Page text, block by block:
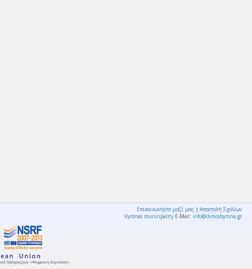
Επικοινωνήστε μαζί μας | Αποστολή Σχολίων
Vyronas municipality E-Mail: info@dimosbyrona.gr
Πρόγραμμα «Ψηφιακή Σύγκλιση».